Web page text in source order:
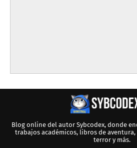
Blog online del autor Sybcodex, donde
trabajos académicos, libros de
terror y más.